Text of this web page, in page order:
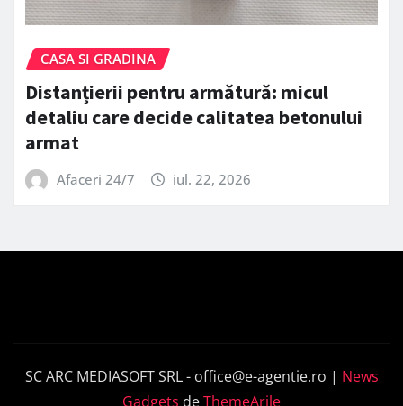
CASA SI GRADINA
Distanțierii pentru armătură: micul
detaliu care decide calitatea betonului
armat
Afaceri 24/7 iul. 22, 2026
SC ARC MEDIASOFT SRL - office@e-agentie.ro | News
Gadgets deThemeArile